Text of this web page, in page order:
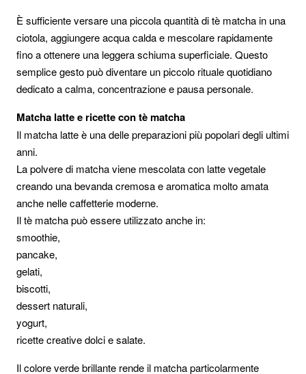
È sufficiente versare una piccola quantità di tè matcha in una
ciotola, aggiungere acqua calda e mescolare rapidamente
fino a ottenere una leggera schiuma superficiale. Questo
semplice gesto può diventare un piccolo rituale quotidiano
dedicato a calma, concentrazione e pausa personale.
Matcha latte e ricette con tè matcha
Il matcha latte è una delle preparazioni più popolari degli ultimi
anni.
La polvere di matcha viene mescolata con latte vegetale
creando una bevanda cremosa e aromatica molto amata
anche nelle caffetterie moderne.
Il tè matcha può essere utilizzato anche in:
smoothie,
pancake,
gelati,
biscotti,
dessert naturali,
yogurt,
ricette creative dolci e salate.
Il colore verde brillante rende il matcha particolarmente